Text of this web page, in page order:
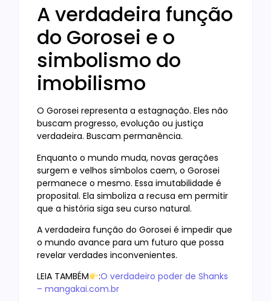
A verdadeira função
do Gorosei e o
simbolismo do
imobilismo
O Gorosei representa a estagnação. Eles não
buscam progresso, evolução ou justiça
verdadeira. Buscam permanência.
Enquanto o mundo muda, novas gerações
surgem e velhos símbolos caem, o Gorosei
permanece o mesmo. Essa imutabilidade é
proposital. Ela simboliza a recusa em permitir
que a história siga seu curso natural.
A verdadeira função do Gorosei é impedir que
o mundo avance para um futuro que possa
revelar verdades inconvenientes.
LEIA TAMBÉM
:O verdadeiro poder de Shanks
– mangakai.com.br